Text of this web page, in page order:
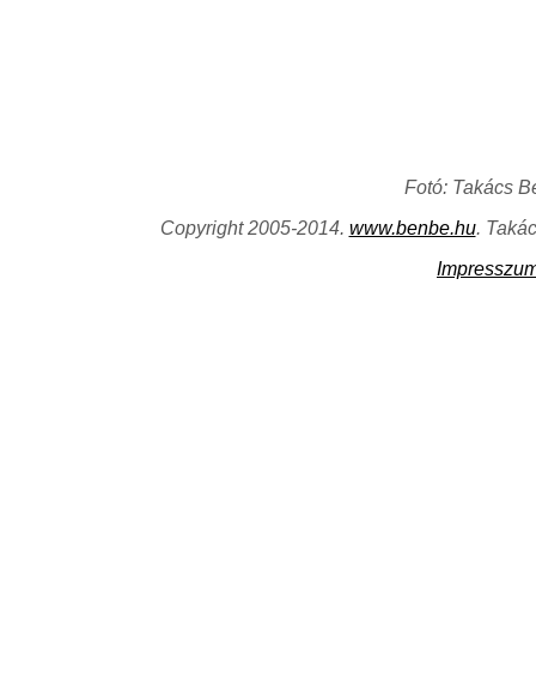
Fotó: Takács
Copyright 2005-2014. www.benbe.hu.